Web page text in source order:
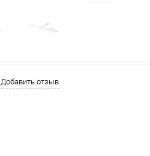
Добавить отзыв